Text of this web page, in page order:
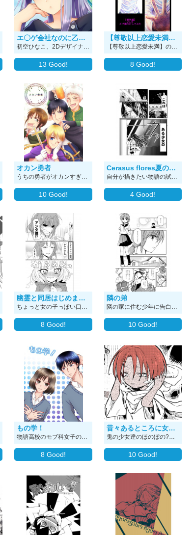
エ〇ゲ会社なのに乙女ゲームを作らされている件
初空ひなこ、2Dデザイナー。 好きなゲームのジャンルは男性向けR18。 得意なことは絵を描くこと。 晴れてエ〇ゲ会社へ就職が決まり描きたい絵を描ける日々が続くと思っていた……が！ ある日所属を言い渡されたのは、女性向けの乙女ゲームを制作する部署だった……！ 皆さんご存知の通りこの物語はフィクションです！
13 Good!
【尊敬以上恋愛未満】番外編
【尊敬以上恋愛未満】のキャラクター シルバちゃん♀と ジャック大佐♂を ～ズブ濡れにしてみた～ のイラストの舞台裏を漫画にしました！ 本編を知っている方も初めて見る方も良ければ見て下さい！😂
8 Good!
オカン勇者
うちの勇者がオカンすぎて全然話が進まないファンタジーギャグ
10Good!
Cerasus flores夏の物語 (読み切り編)
自分が描きたい物語の試し読み切り漫画です。 かなり世界観が出来上がってますのでご了承ください。 あらすじ 魔法学校に忘れ物した主人公春日桜子。 忘れ物を取りに行くために一人で夜の学校に…。 真っ暗な校舎には…ある不気味なものが…！？ 次の日には、噂になっていて…。 噂の正体を知るために桜子を率いる4人を連れて夜の学校学校に探検…！？ ギャクとちょっぴりホラー？なストーリー！
4 Good!
幽霊と同居はじめました！
ちょっと女の子っぽい口調の青年・茜(あかね)がほろ酔い状態で帰宅したら 側に見知らぬ女の子がいた。 「フユ」と名乗る女の子は初めて自分を見つけてくれた茜と一緒にいたくて「家族になってほしい」とお願いするが断られてしまう。 茜は帰り道に何があったのかを冷静になって考えたが・・・
8 Good!
隣の弟
隣の家に住む少年に告白された
10 Good!
もの学！
物語高校のモブ科女子の不幸なラブコメディです。
8 Good!
昔々あるところに女鬼の集落がありました
鬼の少女達のほのぼの?ちょっと怖い?子育て物語。 『みにくい式神少年』本編の鬼視点番外編です。 本編→https://www.alphapolis.co.jp/manga/official/46000238
10 Good!